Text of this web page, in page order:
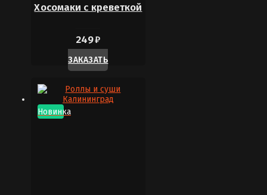
Хосомаки с креветкой
249₽
ЗАКАЗАТЬ
Новинка